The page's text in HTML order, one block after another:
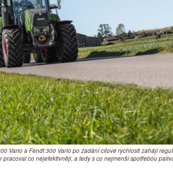
Vario a Fendt 300 Vario po zadání cílové rychlosti zahájí
pracoval co nejefektivněji, a tedy s co nejmenší spotřebou